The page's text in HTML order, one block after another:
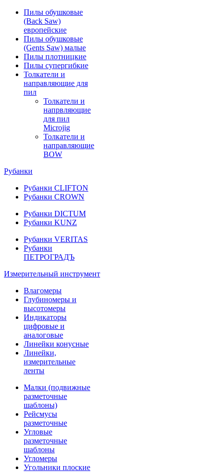
Пилы обушковые
(Back Saw)
европейские
Пилы обушковые
(Gents Saw) малые
Пилы плотницкие
Пилы супергибкие
Толкатели и
направляющие для
пил
Толкатели и
напрвляющие
для пил
Microjig
Толкатели и
направляющие
BOW
Рубанки
Рубанки CLIFTON
Рубанки CROWN
Рубанки DICTUM
Рубанки KUNZ
Рубанки VERITAS
Рубанки
ПЕТРОГРАДЪ
Измерительный инструмент
Влагомеры
Глубиномеры и
высотомеры
Индикаторы
цифровые и
аналоговые
Линейки конусные
Линейки,
измерительные
ленты
Малки (подвижные
разметочные
шаблоны)
Рейсмусы
разметочные
Угловые
разметочные
шаблоны
Угломеры
Угольники плоские